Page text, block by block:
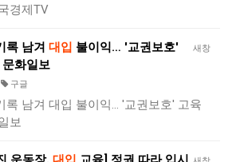
경제TV
새창
록 남겨 대입 불이익… '교권보호'
화일보
구글
록 남겨 대입 불이익… '교권보호' 고육
보